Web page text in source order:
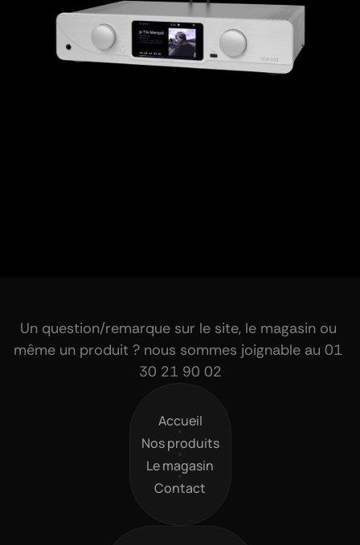
Un question/remarque sur le site, le magasin ou
même un produit ? nous sommes joignable au 01
30 21 90 02
Accueil
Accueil
Nos produits
Nos produits
Le magasin
Le magasin
Contact